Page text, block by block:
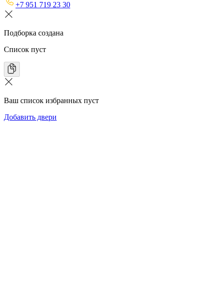
+7 951 719 23 30
Подборка создана
Список пуст
Ваш список избранных пуст
Добавить двери